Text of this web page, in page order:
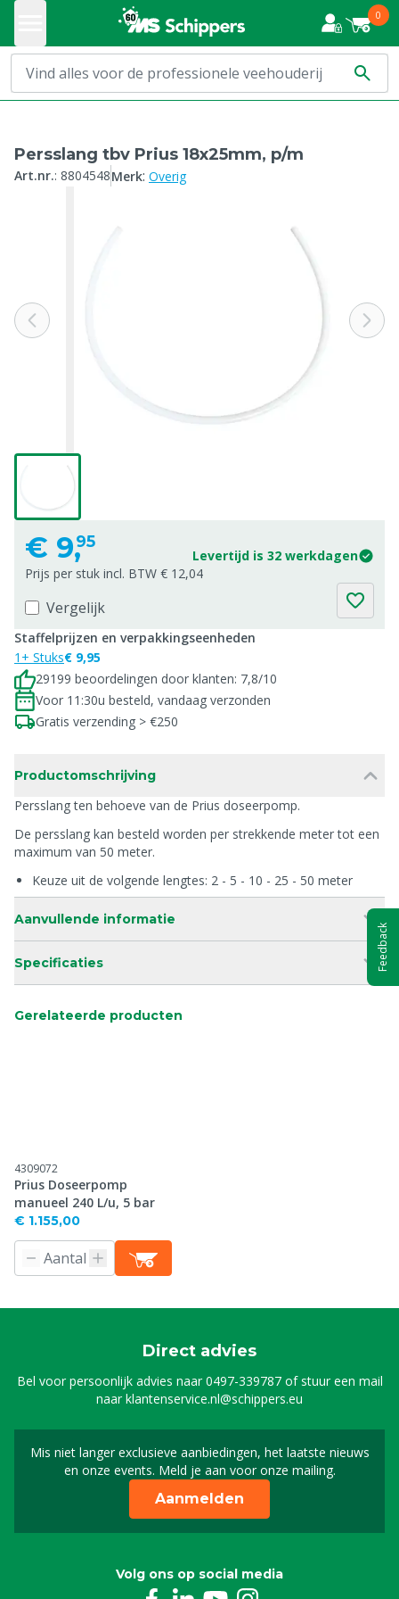
0
Persslang tbv Prius 18x25mm, p/m
Art.nr.: 8804548Merk: Overig
€ 9,95
Levertijd is 32 werkdagen
Prijs per stuk incl. BTW € 12,04
Vergelijk
Staffelprijzen en verpakkingseenheden
1+ Stuks€ 9,95
29199 beoordelingen door klanten: 7,8/10
Voor 11:30u besteld, vandaag verzonden
Gratis verzending > €250
Productomschrijving
Persslang ten behoeve van de Prius doseerpomp.
De persslang kan besteld worden per strekkende meter tot een
maximum van 50 meter.
Keuze uit de volgende lengtes: 2 - 5 - 10 - 25 - 50 meter
Aanvullende informatie
Specificaties
Gerelateerde producten
4309072
Prius Doseerpomp
manueel 240 L/u, 5 bar
€ 1.155,00
Direct advies
Bel voor persoonlijk advies naar0497-339787of stuur een mail
naarklantenservice.nl@schippers.eu
Mis niet langer exclusieve aanbiedingen, het laatste nieuws
en onze events. Meld je aan voor onze mailing.
Schrijf je in voor onze
Aanmelden
Volg ons op social media
Feedback